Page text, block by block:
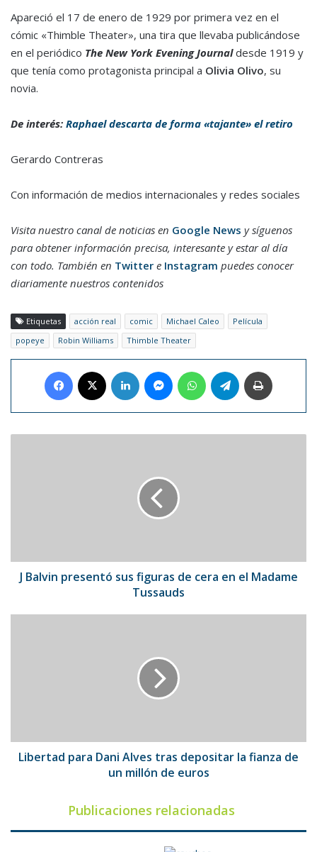
Apareció el 17 de enero de 1929 por primera vez en el
cómic «Thimble Theater», una tira que llevaba publicándose
en el periódico The New York Evening Journal desde 1919 y
que tenía como protagonista principal a Olivia Olivo, su
novia.
De interés: Raphael descarta de forma «tajante» el retiro
Gerardo Contreras
Con información de medios internacionales y redes sociales
Visita nuestro canal de noticias en Google News y síguenos
para obtener información precisa, interesante y estar al día
con todo. También en Twitter e Instagram puedes conocer
diariamente nuestros contenidos
Etiquetas acción real comic Michael Caleo
Película
popeye
Robin Williams Thimble Theater
Facebook LinkedIn MessengerWhatsAppTelegram
el
Madame
J Balvin presentó sus figuras de cera en el Madame
Tussauds
de
unLibertad para Dani Alves tras depositar la fianza de
un millón de euros
Publicaciones relacionadas